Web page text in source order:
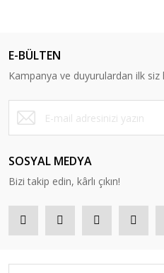
E-BÜLTEN
Kampanya ve duyurulardan ilk siz
SOSYAL MEDYA
Bizi takip edin, kârlı çıkın!